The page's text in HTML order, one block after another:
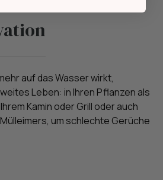
auf das Wasser wirkt,
Leben: in Ihren Pflanzen als
Kamin oder Grill oder auch
um schlechte Gerüche